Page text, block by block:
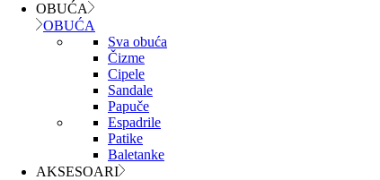
OBUĆA
OBUĆA
Sva obuća
Čizme
Cipele
Sandale
Papuče
Espadrile
Patike
Baletanke
AKSESOARI